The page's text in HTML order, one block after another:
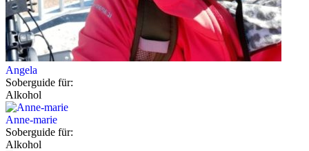
Angela
Soberguide für:
Alkohol
Anne-marie
Soberguide für:
Alkohol